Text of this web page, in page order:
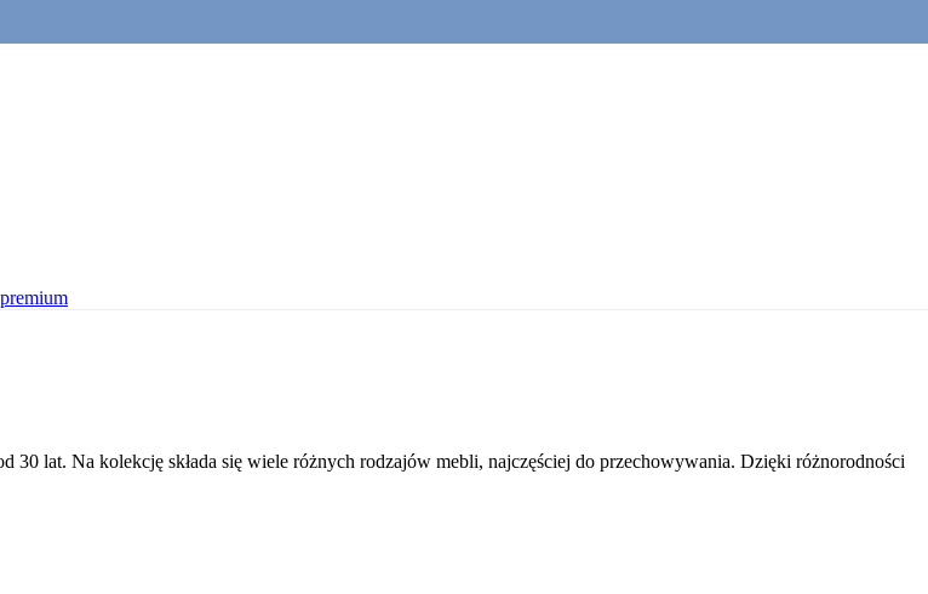
lat. Na kolekcję składa się wiele różnych rodzajów mebli, najczęściej do przechowywania. Dzięki różnorodności